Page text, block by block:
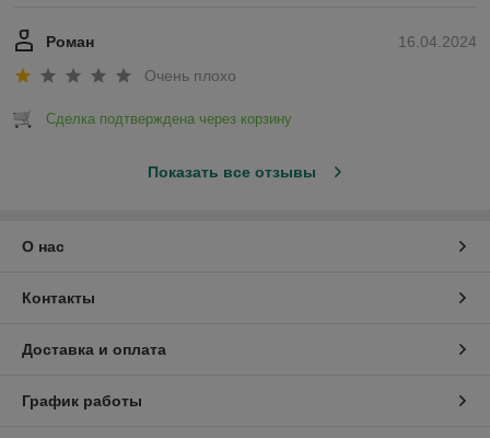
16.04.2024
Роман
Очень плохо
Сделка подтверждена через корзину
Показать все отзывы
О нас
Контакты
Доставка и оплата
График работы